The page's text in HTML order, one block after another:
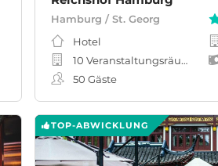
Hamburg / St. Georg
Hotel
10 Veranstaltungsräume
50 Gäste
TOP-ABWICKLUNG